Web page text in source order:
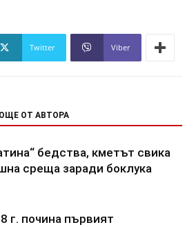
Twitter Viber
ОЩЕ ОТ АВТОРА
бедства, кметът свика
среща заради боклука
г. почина първият